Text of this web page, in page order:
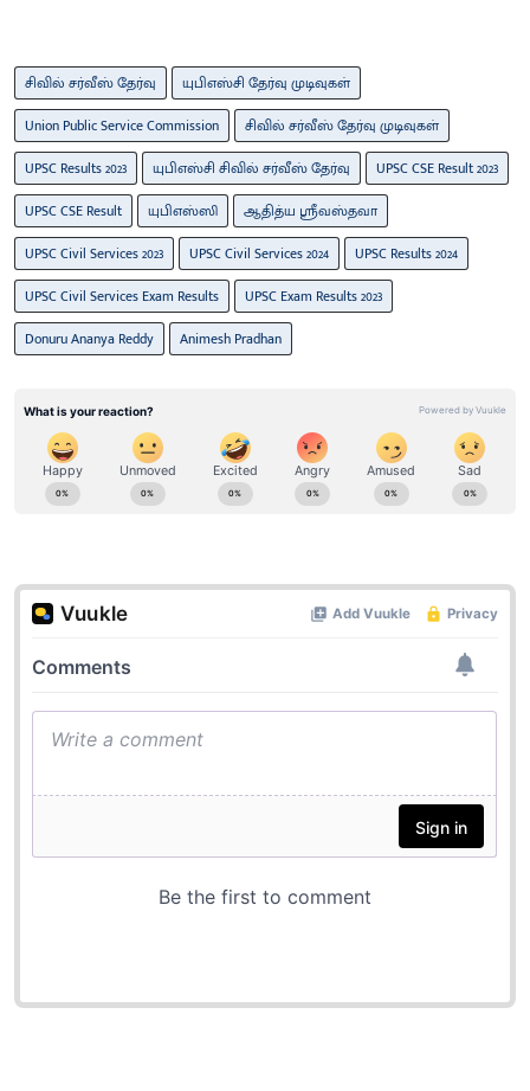
சிவில் சர்வீஸ் தேர்வு
யுபிஎஸ்சி தேர்வு முடிவுகள்
Union Public Service Commission
சிவில் சர்வீஸ் தேர்வு முடிவுகள்
UPSC Results 2023
யுபிஎஸ்சி சிவில் சர்வீஸ் தேர்வு
UPSC CSE Result 2023
UPSC CSE Result
யுபிஎஸ்ஸி
ஆதித்ய ஸ்ரீவஸ்தவா
UPSC Civil Services 2023
UPSC Civil Services 2024
UPSC Results 2024
UPSC Civil Services Exam Results
UPSC Exam Results 2023
Donuru Ananya Reddy
Animesh Pradhan